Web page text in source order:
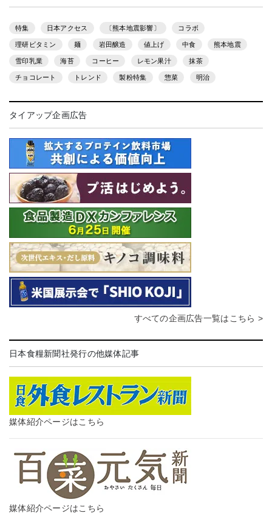
特集 日本アクセス 〔熊本地震影響〕 コラボ
理研ビタミン 麺 岩田醸造 値上げ 中食 熊本地震
雪印乳業 海苔 コーヒー レモン果汁 抹茶
チョコレート トレンド 製粉特集 惣菜 明治
タイアップ企画広告
すべての企画広告一覧はこちら >
日本食糧新聞社発行の他媒体記事
媒体紹介ページはこちら
媒体紹介ページはこちら